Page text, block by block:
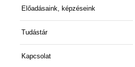
Előadásaink, képzéseink
Tudástár
Kapcsolat